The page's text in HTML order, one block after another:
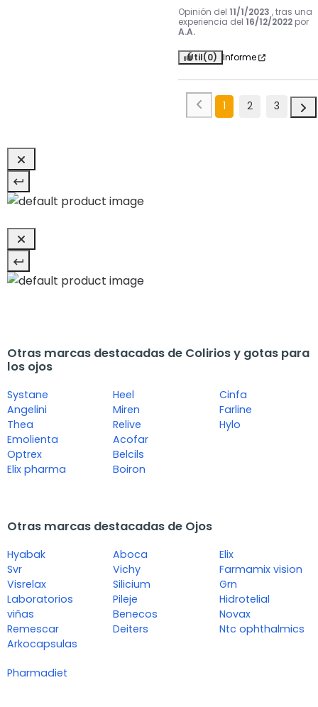
Opinión del 11/1/2023 , tras una
experiencia del 16/12/2022 por
A.A.
Útil(0) Informe
1 2 3
Otras marcas destacadas de Colirios y gotas para
los ojos
Systane
Angelini
Thea
Emolienta
Optrex
Elix pharma
Heel
Miren
Relive
Acofar
Belcils
Boiron
Cinfa
Farline
Hylo
Otras marcas destacadas de Ojos
Hyabak
Svr
Visrelax
Laboratorios
viñas
Remescar
Arkocapsulas
Aboca
Vichy
Silicium
Pileje
Benecos
Deiters
Elix
Farmamix vision
Grn
Hidrotelial
Novax
Ntc ophthalmics
Pharmadiet